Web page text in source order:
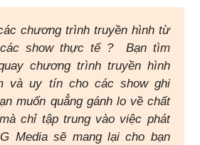
chương trình truyền hình từ
các show thực tế ? Bạn tìm
chương trình truyền hình
và uy tín cho các show ghi
muốn quẳng gánh lo về chất
chỉ tập trung vào việc phát
Media sẽ mang lại cho bạn